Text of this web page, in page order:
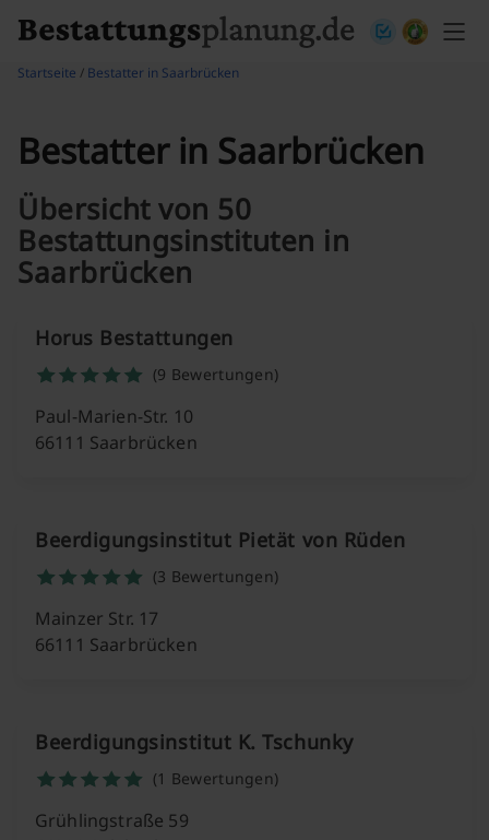
Startseite / Bestatter in Saarbrücken
Bestatter in Saarbrücken
Übersicht von 50
Bestattungsinstituten in
Saarbrücken
Horus Bestattungen
(9 Bewertungen)
Paul-Marien-Str. 10
66111 Saarbrücken
Beerdigungsinstitut Pietät von Rüden
(3 Bewertungen)
Mainzer Str. 17
66111 Saarbrücken
Beerdigungsinstitut K. Tschunky
(1 Bewertungen)
Grühlingstraße 59